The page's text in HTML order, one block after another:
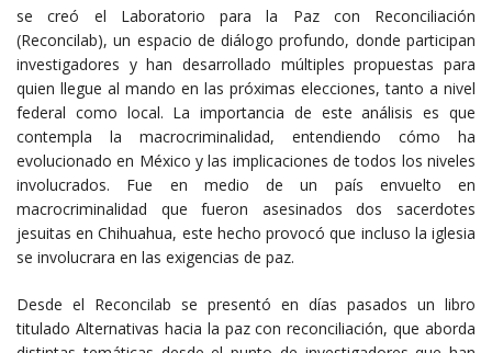
se creó el Laboratorio para la Paz con Reconciliación
(Reconcilab), un espacio de diálogo profundo, donde participan
investigadores y han desarrollado múltiples propuestas para
quien llegue al mando en las próximas elecciones, tanto a nivel
federal como local. La importancia de este análisis es que
contempla la macrocriminalidad, entendiendo cómo ha
evolucionado en México y las implicaciones de todos los niveles
involucrados. Fue en medio de un país envuelto en
macrocriminalidad que fueron asesinados dos sacerdotes
jesuitas en Chihuahua, este hecho provocó que incluso la iglesia
se involucrara en las exigencias de paz.
Desde el Reconcilab se presentó en días pasados un libro
titulado Alternativas hacia la paz con reconciliación, que aborda